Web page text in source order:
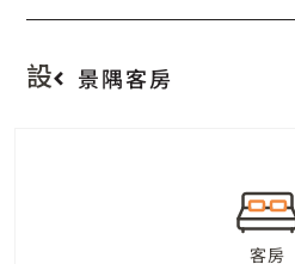
景隅客房
設施與服務
客房